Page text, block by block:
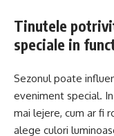
Tinutele
speciale in
Sezonul poate
eveniment special.
mai lejere, cum ar fi
alege culori